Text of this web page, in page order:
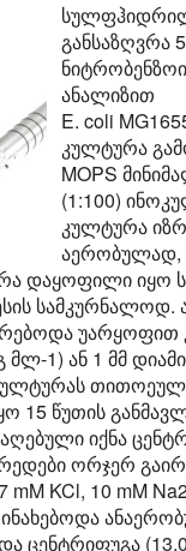
განსაზღვრა
ანალიზით
E. coli
კულტურა
MOPS
(1:100)
კულტურა
აერობულად,
დაყოფილი იყო
სამკურნალოდ.
მლ-1) ან 1 მმ
15 წუთის
იქნა
ორჯერ
mM KCl, 10 mM
ინახებოდა
ცენტრიფუგა